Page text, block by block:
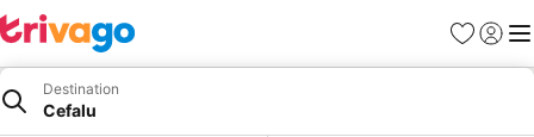
Favoriter
Logga
Destination
Cefalu